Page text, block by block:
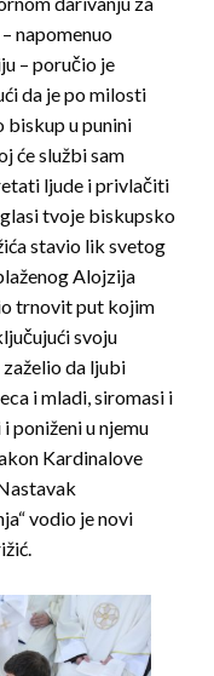
napomenuo
– poručio je
da je po milosti
biskup u punini
će službi sam
ljude i privlačiti
tvoje biskupsko
stavio lik svetog
Alojzija
trnovit put kojim
svoju
da ljubi
i mladi, siromasi i
poniženi u njemu
Kardinalove
vodio je novi